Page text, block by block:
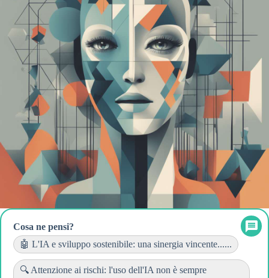
Cosa ne pensi?
🤖 L'IA e sviluppo sostenibile: una sinergia vincente......
🔍 Attenzione ai rischi: l'uso dell'IA non è sempre